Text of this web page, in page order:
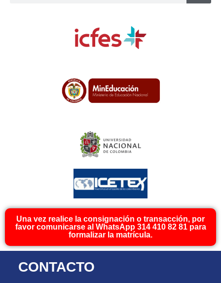
Una vez realice la consignación o transacción, por
favor comunicarse al WhatsApp 314 410 82 81 para
formalizar la matrícula.
CONTACTO